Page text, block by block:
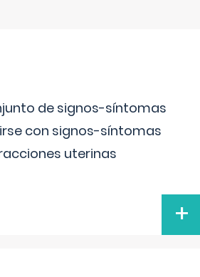
de signos-síntomas
con signos-síntomas
uterinas
+